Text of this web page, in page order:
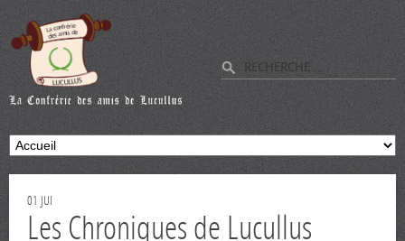
01 JUI
Les Chroniques de Lucullus